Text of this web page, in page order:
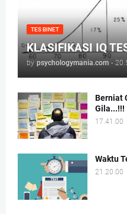
TES BINET
KLASIFIKASI IQ
by psychologymania.com -
Berniat
Gila...!!!
17.41.00
Waktu
21.20.00